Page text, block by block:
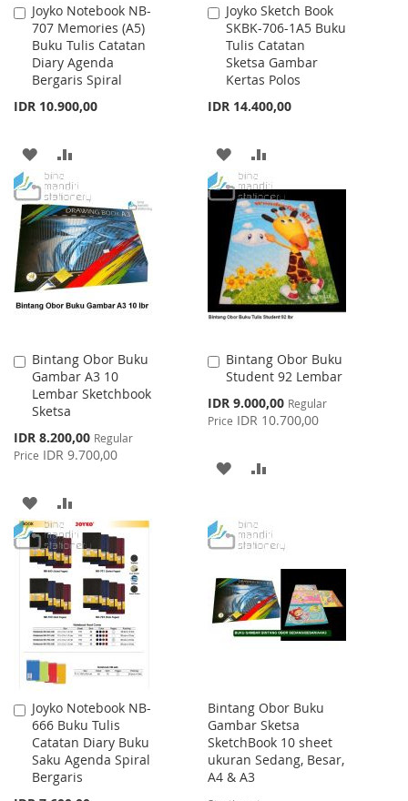
Joyko Notebook NB-
707 Memories (A5)
Buku Tulis Catatan
Diary Agenda
Bergaris Spiral
IDR 10.900,00
Add
to
Cart
ADD
TO
WISH
LIST
TO
COMPARE
Joyko Sketch Book
SKBK-706-1A5 Buku
Tulis Catatan
Sketsa Gambar
Kertas Polos
IDR 14.400,00
Add
to
Cart
ADD
TO
WISH
LIST
TO
COMPARE
Bintang Obor Buku
Gambar A3 10
Lembar Sketchbook
Sketsa
Special
Price
IDR 8.200,00 Regular
Price IDR 9.700,00
Add
to
Cart
ADD
TO
WISH
LIST
TO
COMPARE
Bintang Obor Buku
Student 92 Lembar
Special
Price
IDR 9.000,00 Regular
Price IDR 10.700,00
Add
to
ADD
WISHCOMPARE
Joyko Notebook NB-
666 Buku Tulis
Catatan Diary Buku
Saku Agenda Spiral
Bergaris
Add
to
Cart
Bintang Obor Buku
Gambar Sketsa
SketchBook 10 sheet
ukuran Sedang, Besar,
A4 & A3